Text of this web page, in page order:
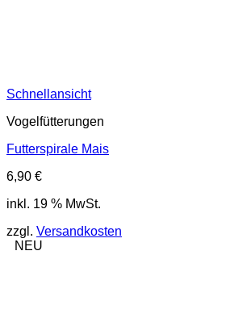
Schnellansicht
Vogelfütterungen
Futterspirale Mais
6,90 €
inkl. 19 % MwSt.
zzgl. Versandkosten
NEU